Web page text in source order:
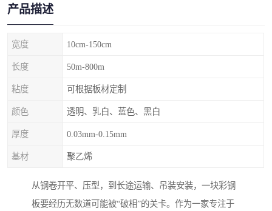
产品描述
宽度 10cm-150cm
长度 50m-800m
粘度 可根据板材定制
颜色 透明、乳白、蓝色、黑白
厚度 0.03mm-0.15mm
基材 聚乙烯
从钢卷开平、压型，到长途运输、吊装安装，一块彩钢
板要经历无数道可能被“破相”的关卡。作为一家专注于